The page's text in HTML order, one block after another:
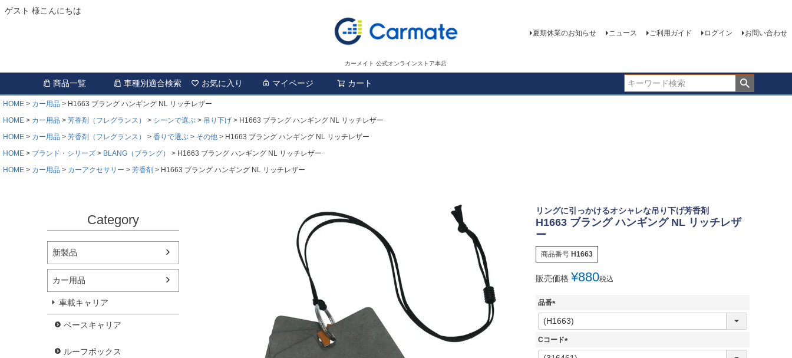
ゲスト 様こんにちは
カーメイト 公式オンラインストア本店
夏期休業のお知らせ ニュース ご利用ガイド ログイン お問い合わせ
商品一覧 車種別適合検索 お気に入り マイページ カート
HOME カー用品
H1663 ブラング ハンギング NL リッチレザー
HOME
カー用品 芳香剤（フレグランス） シーンで選ぶ 吊り下げ
H1663 ブラング ハンギング NL リッチレザー
HOME
カー用品 芳香剤（フレグランス） 香りで選ぶ その他
H1663 ブラング ハンギング NL リッチレザー
HOME
ブランド・シリーズ BLANG（ブラング）
H1663 ブラング ハンギング NL リッチレザー
HOME
カー用品 カーアクセサリー 芳香剤 H1663 ブラング ハンギング NL リッチレザー
Category
新製品
カー用品
車載キャリア
ベースキャリア
ルーフボックス
リングに引っかけるオシャレな吊り下げ芳香剤
H1663 ブラング ハンギング NL リッチレザ
ー
商品番号 H1663
販売価格 ¥880税込
品番
(
必
須
Cコード
(